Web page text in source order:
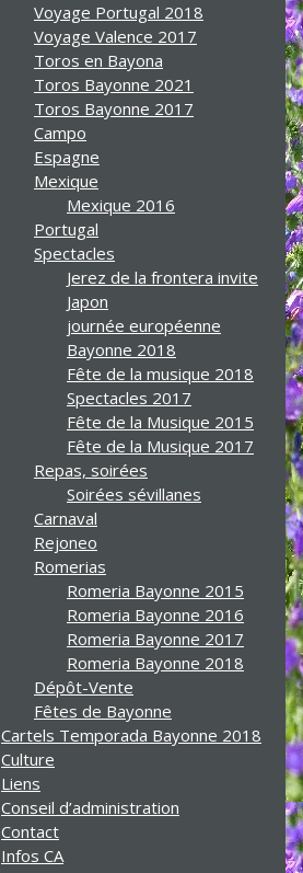
Voyage Portugal 2018
Voyage Valence 2017
Toros en Bayona
Toros Bayonne 2021
Toros Bayonne 2017
Campo
Espagne
Mexique
Mexique 2016
Portugal
Spectacles
Jerez de la frontera invite
Japon
journée européenne
Bayonne 2018
Fête de la musique 2018
Spectacles 2017
Fête de la Musique 2015
Fête de la Musique 2017
Repas, soirées
Soirées sévillanes
Carnaval
Rejoneo
Romerias
Romeria Bayonne 2015
Romeria Bayonne 2016
Romeria Bayonne 2017
Romeria Bayonne 2018
Dépôt-Vente
Fêtes de Bayonne
Cartels Temporada Bayonne 2018
Culture
Liens
Conseil d’administration
Contact
Infos CA